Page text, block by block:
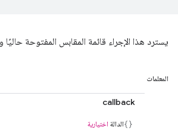
يسترد هذا الإجراء قائمة المقابس المفتوحة حاليًا
المعلمات
callback
الدالة اختيارية